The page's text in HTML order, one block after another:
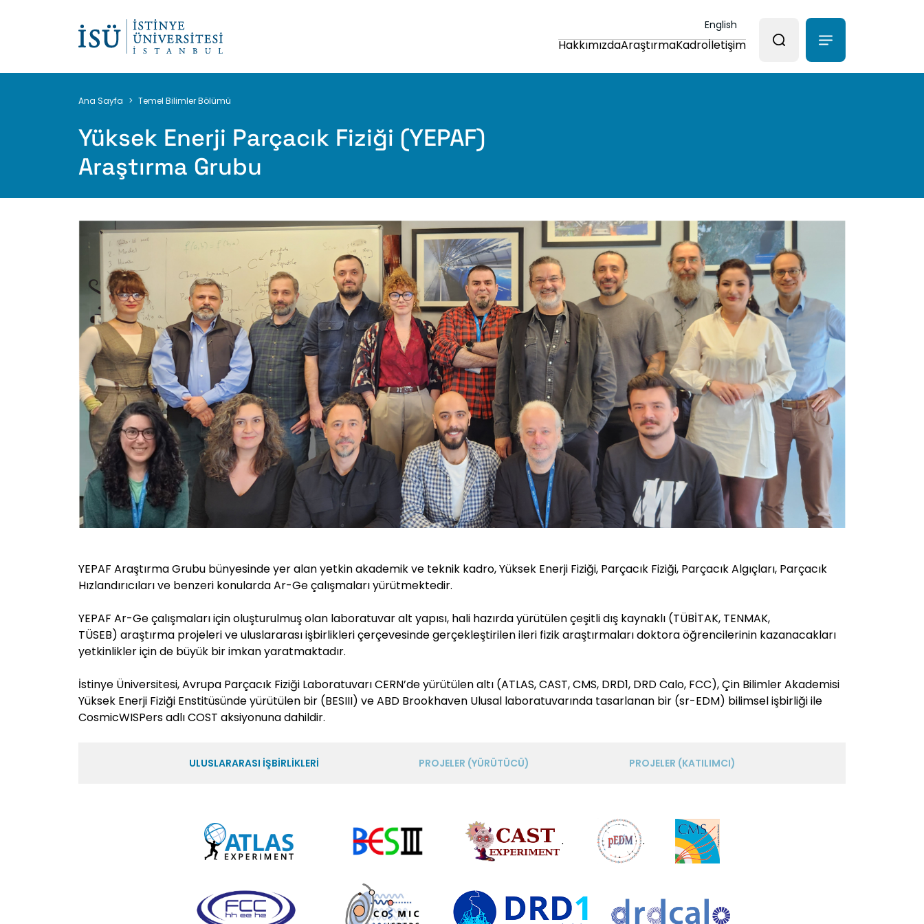
English
HakkımızdaAraştırmaKadroİletişim
Sayfa
yolu
Ana Sayfa Temel Bilimler Bölümü
Yüksek Enerji Parçacık Fiziği (YEPAF)
Araştırma Grubu
YEPAF Araştırma Grubu bünyesinde yer alan yetkin akademik ve teknik kadro, Yüksek Enerji Fiziği, Parçacık Fiziği, Parçacık Algıçları, Parçacık
Hızlandırıcıları ve benzeri konularda Ar-Ge çalışmaları yürütmektedir.
YEPAF Ar-Ge çalışmaları için oluşturulmuş olan laboratuvar alt yapısı, hali hazırda yürütülen çeşitli dış kaynaklı (TÜBİTAK, TENMAK,
TÜSEB) araştırma projeleri ve uluslararası işbirlikleri çerçevesinde gerçekleştirilen ileri fizik araştırmaları doktora öğrencilerinin kazanacakları
yetkinlikler için de büyük bir imkan yaratmaktadır.
İstinye Üniversitesi, Avrupa Parçacık Fiziği Laboratuvarı CERN’de yürütülen altı (ATLAS, CAST, CMS, DRD1, DRD Calo, FCC), Çin Bilimler Akademisi
Yüksek Enerji Fiziği Enstitüsünde yürütülen bir (BESIII) ve ABD Brookhaven Ulusal laboratuvarında tasarlanan bir (sr-EDM) bilimsel işbirliği ile
CosmicWISPers adlı COST aksiyonuna dahildir.
ULUSLARARASI İŞBİRLİKLERİ PROJELER (YÜRÜTÜCÜ) PROJELER (KATILIMCI)
. .